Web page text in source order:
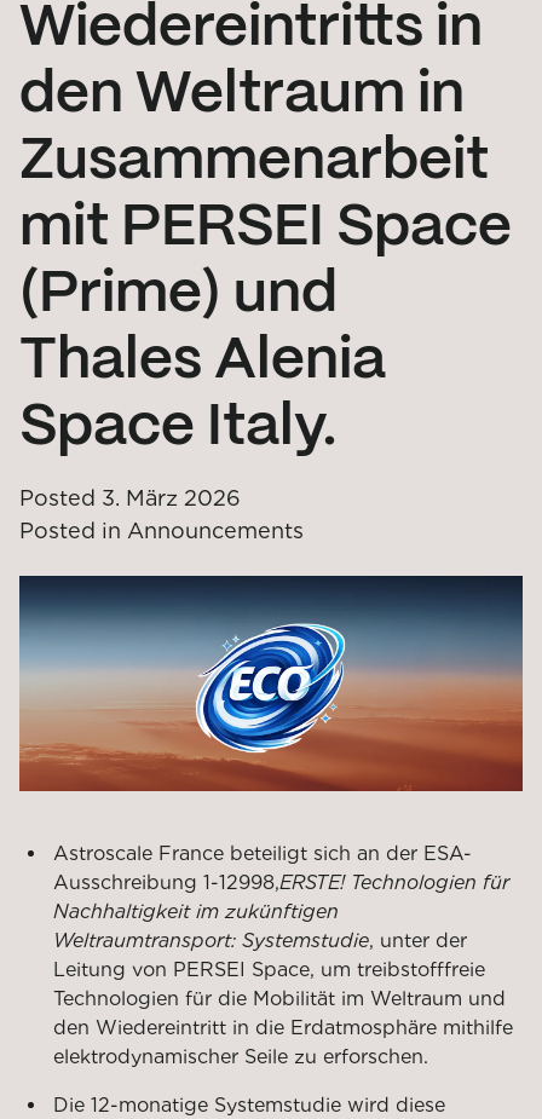
Wiedereintritts in
den Weltraum in
Zusammenarbeit
mit PERSEI Space
(Prime) und
Thales Alenia
Space Italy.
Posted 3. März 2026
Posted in Announcements
Astroscale France beteiligt sich an der ESA-
Ausschreibung 1-12998,ERSTE! Technologien für
Nachhaltigkeit im zukünftigen
Weltraumtransport: Systemstudie, unter der
Leitung von PERSEI Space, um treibstofffreie
Technologien für die Mobilität im Weltraum und
den Wiedereintritt in die Erdatmosphäre mithilfe
elektrodynamischer Seile zu erforschen.
Die 12-monatige Systemstudie wird diese